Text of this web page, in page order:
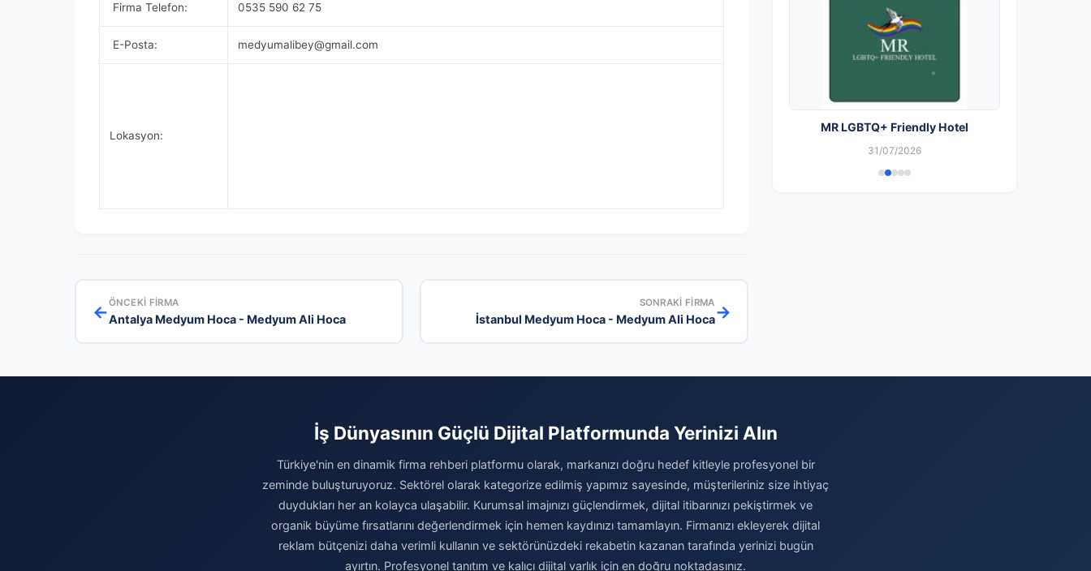
Firma Telefon: 0535 590 62 75
E-Posta: medyumalibey@gmail.com
Lokasyon:
←ÖNCEKI FIRMA
Antalya Medyum Hoca - Medyum Ali Hoca
SONRAKI FIRMA
İstanbul Medyum Hoca - Medyum Ali Hoca→
MR LGBTQ+ Friendly Hotel
31/07/2026
İş Dünyasının Güçlü Dijital Platformunda Yerinizi Alın
Türkiye'nin en dinamik firma rehberi platformu olarak, markanızı doğru hedef kitleyle profesyonel bir
zeminde buluşturuyoruz. Sektörel olarak kategorize edilmiş yapımız sayesinde, müşterileriniz size ihtiyaç
duydukları her an kolayca ulaşabilir. Kurumsal imajınızı güçlendirmek, dijital itibarınızı pekiştirmek ve
organik büyüme fırsatlarını değerlendirmek için hemen kaydınızı tamamlayın. Firmanızı ekleyerek dijital
reklam bütçenizi daha verimli kullanın ve sektörünüzdeki rekabetin kazanan tarafında yerinizi bugün
ayırtın. Profesyonel tanıtım ve kalıcı dijital varlık için en doğru noktadasınız.